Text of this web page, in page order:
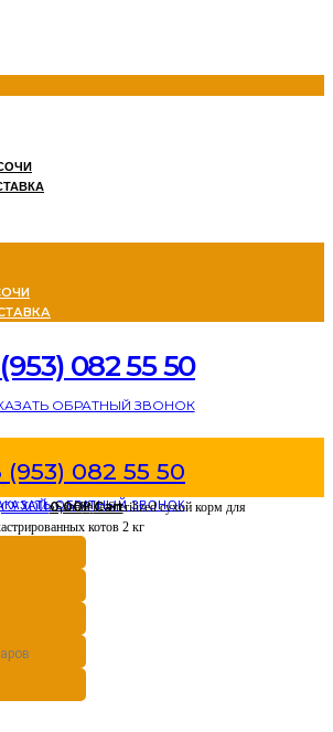
082 55 50
ОБРАТНЫЙ ЗВОНОК
(953) 082 55 50
ОБРАТНЫЙ ЗВОНОК
0,00Р Cart
СУХОЙ»Sanabelle Sterilized сухой корм для
котов 2 кг